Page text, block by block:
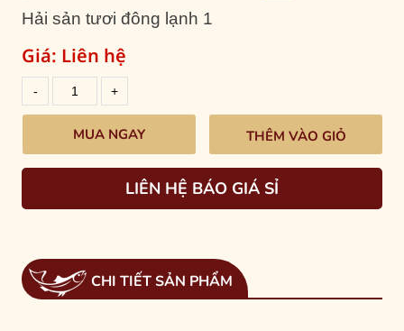
Hải sản tươi đông lạnh 1
Giá: Liên hệ
THÊM VÀO GIỎ
LIÊN HỆ BÁO GIÁ SỈ
CHI TIẾT SẢN PHẨM